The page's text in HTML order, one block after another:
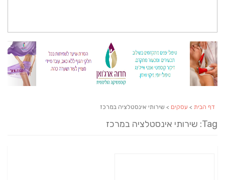
דף הבית > עסקים > שירותי אינסטלציה במרכז
Tag: שירותי אינסטלציה במרכז